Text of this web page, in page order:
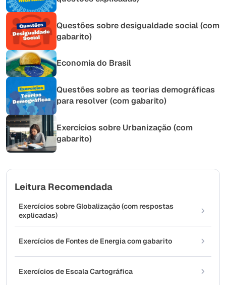
Questões sobre desigualdade social (com
gabarito)
Economia do Brasil
Questões sobre as teorias demográficas
para resolver (com gabarito)
Exercícios sobre Urbanização (com
gabarito)
Leitura Recomendada
Exercícios sobre Globalização (com respostas
explicadas)
Exercícios de Fontes de Energia com gabarito
Exercícios de Escala Cartográfica